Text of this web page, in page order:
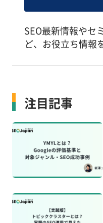
SEO最新情報やセ
ど、お役立ち情報
注目記事